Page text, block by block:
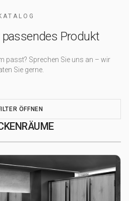
passendes Produkt
passt? Sprechen Sie uns an – wir
Sie gerne.
ÖFFNEN